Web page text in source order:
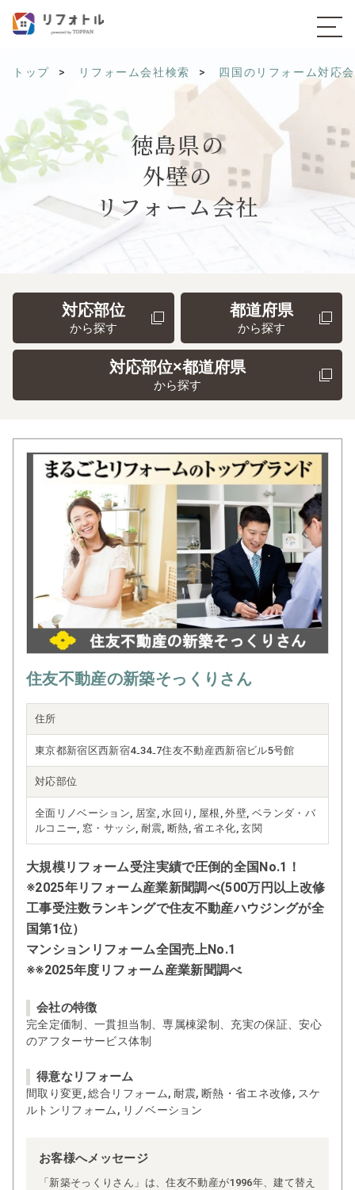
トップ リフォーム会社検索 四国のリフォーム対応
徳島県の
外壁の
リフォーム会社
対応部位
から探す
都道府県
から探す
対応部位×都道府県
から探す
住友不動産の新築そっくりさん
住所
東京都新宿区西新宿4₋34₋7住友不動産西新宿ビル5号館
対応部位
全面リノベーション, 居室, 水回り, 屋根, 外壁, ベランダ・バ
ルコニー, 窓・サッシ, 耐震, 断熱, 省エネ化, 玄関
大規模リフォーム受注実績で圧倒的全国No.1！
※2025年リフォーム産業新聞調べ(500万円以上改修
工事受注数ランキングで住友不動産ハウジングが全
国第1位）
マンションリフォーム全国売上No.1
※※2025年度リフォーム産業新聞調べ
会社の特徴
完全定価制、一貫担当制、専属棟梁制、充実の保証、安心
のアフターサービス体制
得意なリフォーム
間取り変更, 総合リフォーム, 耐震, 断熱・省エネ改修, スケ
ルトンリフォーム, リノベーション
お客様へメッセージ
「新築そっくりさん」は、住友不動産が1996年、建て替え